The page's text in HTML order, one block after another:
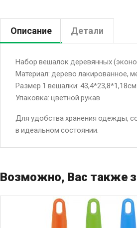
Описание Детали
Набор вешалок деревянных
Материал: дерево лакированное,
Размер 1 вешалки: 43,4*23,8*1,18см
Упаковка: цветной рукав
Для удобства хранения одежды,
в идеальном состоянии.
Возможно, Вас также